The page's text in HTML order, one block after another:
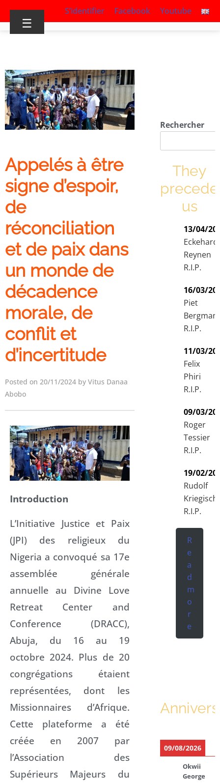
S’identifier Facebook Youtube
☰
Appelés à être
signe d’espoir,
de
réconciliation
et de paix dans
un monde de
décadence
morale, de
conflit et
d’incertitude
Posted on 20/11/2024 by Vitus Danaa
Abobo
Introduction
L’Initiative Justice et Paix
(JPI) des religieux du
Nigeria a convoqué sa 17e
assemblée générale
annuelle au Divine Love
Retreat Center and
Conference (DRACC),
Abuja, du 16 au 19
octobre 2024. Plus de 20
congrégations étaient
représentées, dont les
Missionnaires d’Afrique.
Cette plateforme a été
créée en 2007 par
l’Association des
Supérieurs Majeurs du
Rechercher
They
us
13/04/
Eckehard
Reynen
R.I.P.
16/03/
Piet
R.I.P.
11/03/
Felix
Phiri
R.I.P.
09/03/
Roger
Tessier
R.I.P.
19/02/
Rudolf
Kriegisch
R.I.P.
R
e
a
d
m
o
r
e
09/08/2026
Okwii
George